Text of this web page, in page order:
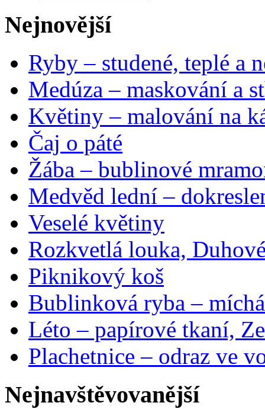
Nejnovější
Ryby – studené, teplé a
Medúza – maskování a
Květiny – malování na
Čaj o páté
Žába – bublinové
Medvěd lední –
Veselé květiny
Rozkvetlá louka,
Piknikový koš
Bublinková ryba –
Léto – papírové tkaní,
Plachetnice – odraz ve
Nejnavštěvovanější